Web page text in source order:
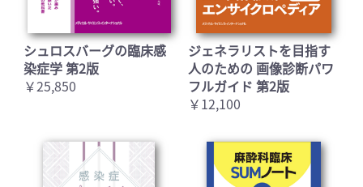
シュロスバーグの臨床感
染症学 第2版
￥25,850
ジェネラリストを目指す
人のための 画像診断パワ
フルガイド 第2版
￥12,100